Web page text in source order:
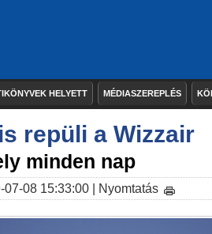
HELYETT MÉDIASZEREPLÉS
repüli a Wizzair
minden nap
08 15:33:00 | Nyomtatás